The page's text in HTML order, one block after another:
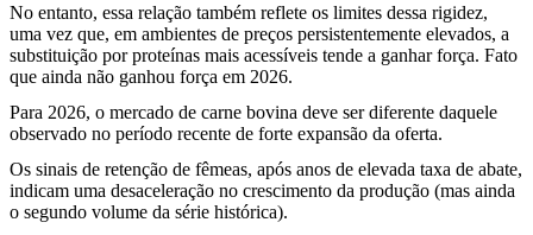
No entanto, essa relação também reflete os limites dessa rigidez,
uma vez que, em ambientes de preços persistentemente elevados, a
substituição por proteínas mais acessíveis tende a ganhar força. Fato
que ainda não ganhou força em 2026.
Para 2026, o mercado de carne bovina deve ser diferente daquele
observado no período recente de forte expansão da oferta.
Os sinais de retenção de fêmeas, após anos de elevada taxa de abate,
indicam uma desaceleração no crescimento da produção (mas ainda
o segundo volume da série histórica).